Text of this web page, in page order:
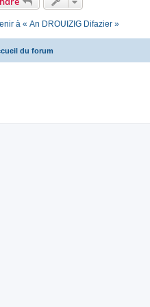
à « An DROUIZIG Difazier »
du forum